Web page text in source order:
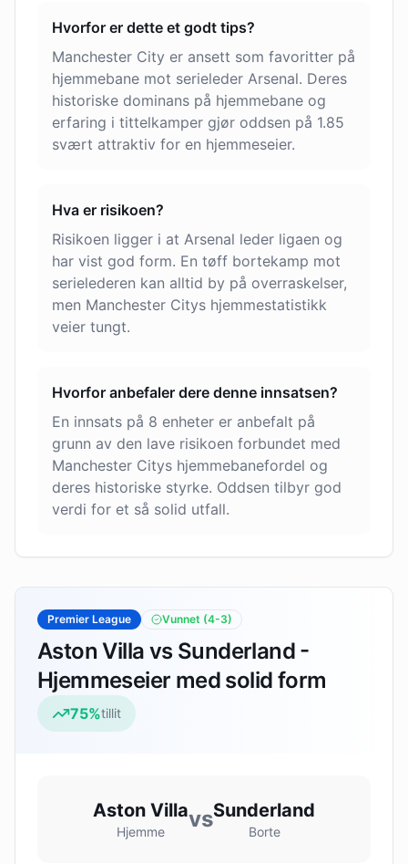
Hvorfor er dette et godt tips?
Manchester City er ansett som favoritter på
hjemmebane mot serieleder Arsenal. Deres
historiske dominans på hjemmebane og
erfaring i tittelkamper gjør oddsen på 1.85
svært attraktiv for en hjemmeseier.
Hva er risikoen?
Risikoen ligger i at Arsenal leder ligaen og
har vist god form. En tøff bortekamp mot
serielederen kan alltid by på overraskelser,
men Manchester Citys hjemmestatistikk
veier tungt.
Hvorfor anbefaler dere denne innsatsen?
En innsats på 8 enheter er anbefalt på
grunn av den lave risikoen forbundet med
Manchester Citys hjemmebanefordel og
deres historiske styrke. Oddsen tilbyr god
verdi for et så solid utfall.
Premier League Vunnet (4-3)
Aston Villa vs Sunderland -
Hjemmeseier med solid form
75%tillit
Aston Villa
Hjemme vsSunderland
Borte